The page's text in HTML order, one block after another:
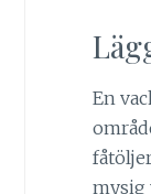
En
mysig